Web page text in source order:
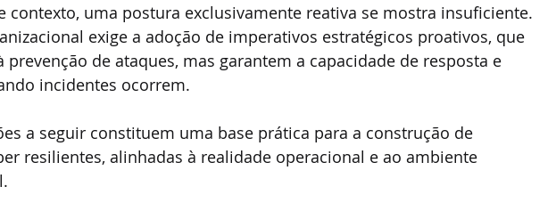
contexto, uma postura exclusivamente reativa se mostra insuficiente.
exige a adoção de imperativos estratégicos proativos, que
prevenção de ataques, mas garantem a capacidade de resposta e
incidentes ocorrem.
a seguir constituem uma base prática para a construção de
resilientes, alinhadas à realidade operacional e ao ambiente